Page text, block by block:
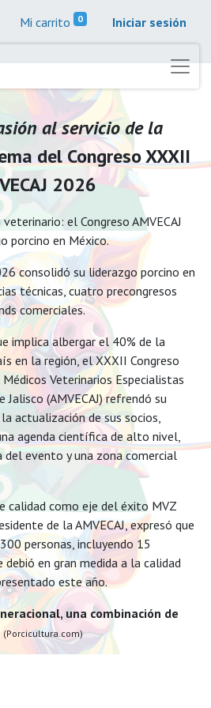
Mi carrito 0 Iniciar sesión
al servicio de la
del Congreso XXXII
2026
el Congreso AMVECAJ
porcino en México.
consolidó su liderazgo porcino en
técnicas, cuatro precongresos
comerciales.
implica albergar el 40% de la
en la región, el XXXII Congreso
Veterinarios Especialistas
Jalisco (AMVECAJ) refrendó su
actualización de sus socios,
agenda científica de alto nivel,
del evento y una zona comercial
calidad como eje del éxito MVZ
de la AMVECAJ, expresó que
personas, incluyendo 15
en gran medida a la calidad
este año.
una combinación de
(Porcicultura.com)